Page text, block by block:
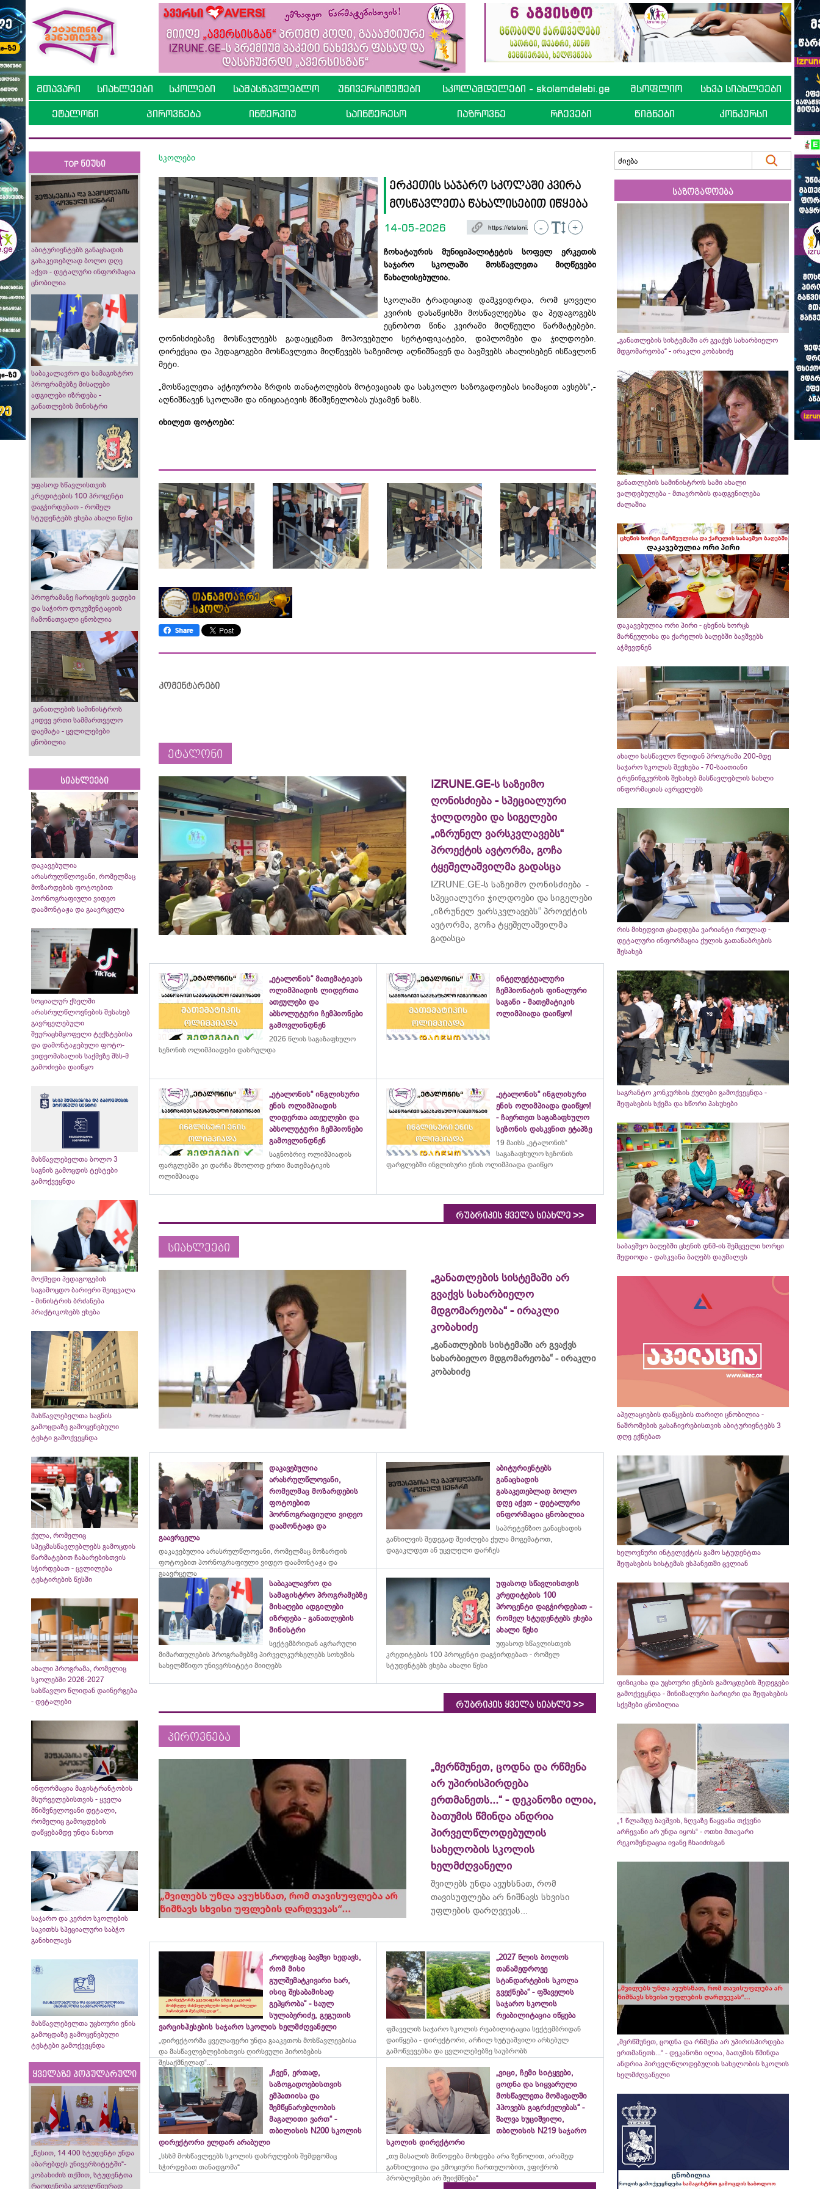
მთავარი სიახლეები სკოლები სამასწავლებლო უნივერსიტეტები სკოლამდელები - skolamdelebi.ge მსოფლიო სხვა სიახლეები
ეტალონი პიროვნება ინტერვიუ საინტერესო იაზროვნე რჩევები წიგნები კონკურსი
TOP ნიუსი
აბიტურიენტებს განაცხადის
გასაკეთებლად ბოლო დღე
აქვთ - დეტალური ინფორმაცია
ცნობილია
საბაკალავრო და სამაგისტრო
პროგრამებზე მისაღები
ადგილები იზრდება -
განათლების მინისტრი
უფასოდ სწავლისთვის
კრედიტების 100 პროცენტი
დაგჭირდებათ - რომელ
სტუდენტებს ეხება ახალი წესი
პროგრამაზე ჩარიცხვის ვადები
და საჭირო დოკუმენტაციის
ჩამონათვალი ცნობლია
განათლების სამინისტროს
კიდევ ერთი სამმართველო
დაემატა - ცვლილებები
ცნობილია
სიახლეები
დაკავებულია
არასრულწლოვანი, რომელმაც
მოზარდების ფოტოებით
პორნოგრაფიული ვიდეო
დაამონტაჟა და გაავრცელა
სოციალურ ქსელში
არასრულწლოვნების შესახებ
გავრცელებული
შეურაცხმყოფელი ტექსტებისა
და დამონტაჟებული ფოტო-
ვიდეომასალის საქმეზე შსს-მ
გამოძიება დაიწყო
მასწავლებელთა ბოლო 3
საგნის გამოცდის ტესტები
გამოქვეყნდა
მოქმედი პედაგოგების
საგამოცდო ბარიერი შეიცვალა
- მინისტრის ბრძანება
პრაქტიკოსებს ეხება
მასწავლებელთა საგნის
გამოცდაზე გამოყენებული
ტესტი გამოქვეყნდა
ქულა, რომელიც
სპეცმასწავლებლებს გამოცდის
წარმატებით ჩაბარებისთვის
სჭირდებათ - ცვლილება
ტესტირების წესში
ახალი პროგრამა, რომელიც
სკოლებში 2026-2027
სასწავლო წლიდან დაინერგება
- დეტალები
ინფორმაცია მაგისტრანტობის
მსურველებისთვის - ყველა
მნიშვნელოვანი დეტალი,
რომელიც გამოცდების
დაწყებამდე უნდა ნახოთ
საჯარო და კერძო სკოლების
საკითხს სპეციალური საბჭო
განიხილავს
მასწავლებელთა უცხოური ენის
გამოცდაზე გამოყენებული
ტესტები გამოქვეყნდა
ყველაზე პოპულარული
„წესით, 14 400 სტუდენტი უნდა
აბარებდეს უნივერსიტეტში“-
კობახიძის თქმით, სტუდენტთა
რაოდენობა ყოველწიურად
სკოლები
ერკეთის საჯარო სკოლაში კვირა
მოსწავლეთა წახალისებით იწყება
14-05-2026 - +
ჩოხატაურის მუნიციპალიტეტის სოფელ ერკეთის
საჯარო სკოლაში მოსწავლეთა მიღწევები
წახალისებულია.
სკოლაში ტრადიციად დამკვიდრდა, რომ ყოველი
კვირის დასაწყისში მოსწავლეებსა და პედაგოგებს
ეცნობოთ წინა კვირაში მიღწეული წარმატებები.
ღონისძიებაზე მოსწავლეებს გადაეცემათ მოპოვებული სერტიფიკატები, დიპლომები და ჯილდოები.
დირექცია და პედაგოგები მოსწავლეთა მიღწევებს საზეიმოდ აღნიშნავენ და ბავშვებს ახალისებენ ისწავლონ
მეტი.
„მოსწავლეთა აქტიურობა ზრდის თანატოლების მოტივაციას და სასკოლო საზოგადოებას სიამაყით ავსებს“,-
აღნიშნავენ სკოლაში და ინიციატივის მნიშვნელობას უსვამენ ხაზს.
იხილეთ ფოტოები:
კომენტარები
ეტალონი
IZRUNE.GE-ს საზეიმო
ღონისძიება - სპეციალური
ჯილდოები და სიგელები
„იზრუნელ ვარსკვლავებს“
პროექტის ავტორმა, გოჩა
ტყეშელაშვილმა გადასცა
IZRUNE.GE-ს საზეიმო ღონისძიება -
სპეციალური ჯილდოები და სიგელები
„იზრუნელ ვარსკვლავებს“ პროექტის
ავტორმა, გოჩა ტყეშელაშვილმა
გადასცა
„ეტალონის“ მათემატიკის
ოლიმპიადის ლიდერთა
ათეულები და
აბსოლუტური ჩემპიონები
გამოვლინდნენ
2026 წლის საგაზაფხულო
სეზონის ოლიმპიადები დასრულდა
ინტელექტუალური
ჩემპიონატის ფინალური
საგანი - მათემატიკის
ოლიმპიადა დაიწყო!
„ეტალონის“ ინგლისური
ენის ოლიმპიადის
ლიდერთა ათეულები და
აბსოლუტური ჩემპიონები
გამოვლინდნენ
საგნობრივ ოლიმპიადის
ფარგლებში კი დარჩა მხოლოდ ერთი მათემატიკის
ოლიმპიადა
„ეტალონის“ ინგლისური
ენის ოლიმპიადა დაიწყო!
- ჩაერთეთ საგაზაფხულო
სეზონის დასკვნით ეტაპზე
19 მაისს „ეტალონის“
საგაზაფხულო სეზონის
ფარგლებში ინგლისური ენის ოლიმპიადა დაიწყო
რუბრიკის ყველა სიახლე >>
სიახლეები
„განათლების სისტემაში არ
გვაქვს სახარბიელო
მდგომარეობა“ - ირაკლი
კობახიძე
„განათლების სისტემაში არ გვაქვს
სახარბიელო მდგომარეობა“ - ირაკლი
კობახიძე
დაკავებულია
არასრულწლოვანი,
რომელმაც მოზარდების
ფოტოებით
პორნოგრაფიული ვიდეო
დაამონტაჟა და
გაავრცელა
დაკავებულია არასრულწლოვანი, რომელმაც მოზარდის
ფოტოებით პორნოგრაფიული ვიდეო დაამონტაჟა და
გაავრცელა
აბიტურიენტებს
განაცხადის
გასაკეთებლად ბოლო
დღე აქვთ - დეტალური
ინფორმაცია ცნობილია
საპრეტენზიო განაცხადის
განხილვის შედეგად შეიძლება ქულა მოგემატოთ,
დაგაკლდეთ ან უცვლელი დარჩეს
საბაკალავრო და
სამაგისტრო პროგრამებზე
მისაღები ადგილები
იზრდება - განათლების
მინისტრი
სექტემბრიდან აგრარული
მიმართულების პროგრამებზე პირველკურსელებს სოხუმის
სახელმწიფო უნივერსიტეტი მიიღებს
უფასოდ სწავლისთვის
კრედიტების 100
პროცენტი დაგჭირდებათ -
რომელ სტუდენტებს ეხება
ახალი წესი
უფასოდ სწავლისთვის
კრედიტების 100 პროცენტი დაგჭირდებათ - რომელ
სტუდენტებს ეხება ახალი წესი
რუბრიკის ყველა სიახლე >>
პიროვნება
„მერწმუნეთ, ცოდნა და რწმენა
არ უპირისპირდება
ერთმანეთს...“ - დეკანოზი ილია,
ბათუმის წმინდა ანდრია
პირველწლოდებულის
სახელობის სკოლის
ხელმძღვანელი
შვილებს უნდა ავუხსნათ, რომ
თავისუფლება არ ნიშნავს სხვისი
უფლების დარღვევას...
„როდესაც ბავშვი ხედავს,
რომ მისი
გულშემატკივარი ხარ,
ისიც შესაბამისად
გეპყრობა“ - საულ
სულაბერიძე, გეგუთის
ვარციხჰესების საჯარო სკოლის ხელმძღვანელი
„დირექტორმა ყველაფერი უნდა გააკეთოს მოსწავლეებისა
და მასწავლებლებისთვის ღირსეული პირობების
შესაქმნელად“...
„2027 წლის ბოლოს
თანამედროვე
სტანდარტების სკოლა
გვექნება“ - ფშაველის
საჯარო სკოლის
რეაბილიტაცია იწყება
ფშაველის საჯარო სკოლის რეაბილიტაცია სექტემბრიდან
დაიწყება - დირექტორი, არჩილ ხუტუაშვილი არსებულ
გამოწვევებსა და ცვლილებებზე საუბრობს
„ჩვენ, ერთად,
საზოგადოებისთვის
ემპათიისა და
შემწყნარებლობის
მაგალითი ვართ“ -
თბილისის N200 სკოლის
დირექტორი ელდარ არაბული
„სსსმ მოსწავლეებს სკოლის დასრულების შემდგომაც
სჭირდებათ თანადგომა“
„ვიცი, ჩემი სიტყვები,
ცოდნა და სიყვარული
მოსწავლეთა მომავალში
ჰპოვებს გაგრძელებას“ -
შალვა ხუციშვილი,
თბილისის N219 საჯარო
სკოლის დირექტორი
„თუ მასალის მიწოდება მოხდება არა ზეწოლით, არამედ
განხილვითა და ემოციური ჩართულობით, ვფიქრობ
პრობლემები არ შეიქმნება“
საზოგადოება
„განათლების სისტემაში არ გვაქვს სახარბიელო
მდგომარეობა“ - ირაკლი კობახიძე
განათლების სამინისტროს სამი ახალი
ვალდებულება - მთავრობის დადგენილება
ძალაშია
დაკავებულია ორი პირი - ცხენის ხორცს
მარნეულისა და ქარელის ბაღებში ბავშვებს
აჭმევდნენ
ახალი სასწავლო წლიდან პროგრამა 200-მდე
საჯარო სკოლას შეეხება - 70-საათიანი
ტრენინგკურსის შესახებ მასწავლებლის სახლი
ინფორმაციას ავრცელებს
რის მიხედვით ცხადდება ვარიანტი რთულად -
დეტალური ინფორმაცია ქულის გათანაბრების
შესახებ
საგრანტო კონკურსის ქულები გამოქვეყნდა -
შეფასების სქემა და სწორი პასუხები
საბავშვო ბაღებში ცხენის დნმ-ის შემცველი ხორცი
შედიოდა - დასკვანა ბაღებს დაუმალეს
აპელაციების დაწყების თარიღი ცნობილია -
ნაშრომების გასაჩივრებისთვის აბიტურიენტებს 3
დღე ექნებათ
ხელოვნური ინტელექტის გამო სტუდენტთა
შეფასების სისტემას ესპანეთში ცვლიან
ფიზიკისა და უცხოური ენების გამოცდების შედეგები
გამოქვეყნდა - მინიმალური ბარიერი და შეფასების
სქემები ცნობილია
„1 წლამდე ბავშვის, ზღვაზე წაყვანა თქვენი
არჩევანი არ უნდა იყოს“ - ოთხი მთავარი
რეკომენდაცია ივანე ჩხაიძისგან
„მერწმუნეთ, ცოდნა და რწმენა არ უპირისპირდება
ერთმანეთს...“ - დეკანოზი ილია, ბათუმის წმინდა
ანდრია პირველწლოდებულის სახელობის სკოლის
ხელმძღვანელი